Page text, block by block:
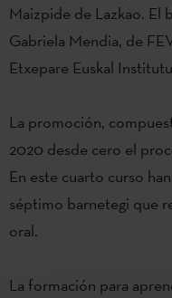
Maizpide de Lazkao. El b
Gabriela Mendia, de
Etxepare Euskal
La promoción, comp
2020 desde cero el pr
En este cuarto curso han
séptimo barnetegi que r
oral.
La formación para